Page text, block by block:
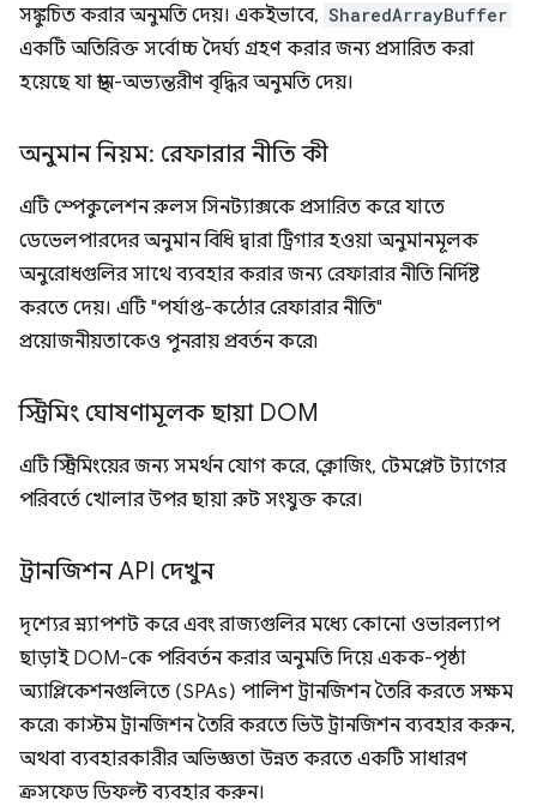
সঙ্কুচিত করার অনুমতি দেয়। একইভাবে, SharedArrayBuffer
একটি অতিরিক্ত সর্বোচ্চ দৈর্ঘ্য গ্রহণ করার জন্য প্রসারিত করা
হয়েছে যা স্থান-অভ্যন্তরীণ বৃদ্ধির অনুমতি দেয়।
অনুমান নিয়ম: রেফারার নীতি কী
এটি স্পেকুলেশন রুলস সিনট্যাক্সকে প্রসারিত করে যাতে
ডেভেলপারদের অনুমান বিধি দ্বারা ট্রিগার হওয়া অনুমানমূলক
অনুরোধগুলির সাথে ব্যবহার করার জন্য রেফারার নীতি নির্দিষ্ট
করতে দেয়। এটি "পর্যাপ্ত-কঠোর রেফারার নীতি"
প্রয়োজনীয়তাকেও পুনরায় প্রবর্তন করে৷
স্ট্রিমিং ঘোষণামূলক ছায়া DOM
এটি স্ট্রিমিংয়ের জন্য সমর্থন যোগ করে, ক্লোজিং, টেমপ্লেট ট্যাগের
পরিবর্তে খোলার উপর ছায়া রুট সংযুক্ত করে।
ট্রানজিশন API দেখুন
দৃশ্যের স্ন্যাপশট করে এবং রাজ্যগুলির মধ্যে কোনো ওভারল্যাপ
ছাড়াই DOM-কে পরিবর্তন করার অনুমতি দিয়ে একক-পৃষ্ঠা
অ্যাপ্লিকেশনগুলিতে (SPAs) পালিশ ট্রানজিশন তৈরি করতে সক্ষম
করে৷ কাস্টম ট্রানজিশন তৈরি করতে ভিউ ট্রানজিশন ব্যবহার করুন,
অথবা ব্যবহারকারীর অভিজ্ঞতা উন্নত করতে একটি সাধারণ
ক্রসফেড ডিফল্ট ব্যবহার করুন।